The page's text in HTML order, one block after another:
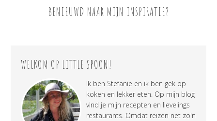
BENIEUWD NAAR MIJN INSPIRATIE?
WELKOM OP LITTLE SPOON!
Ik ben Stefanie en ik ben gek op
koken en lekker eten. Op mijn blog
vind je mijn recepten en lievelings
restaurants. Omdat reizen net zo'n